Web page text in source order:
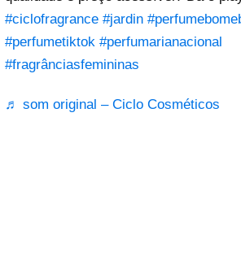
#ciclofragrance #jardin
#perfumetiktok #perfumarianacional
#fragrânciasfemininas
♬ som original – Ciclo Cosméticos